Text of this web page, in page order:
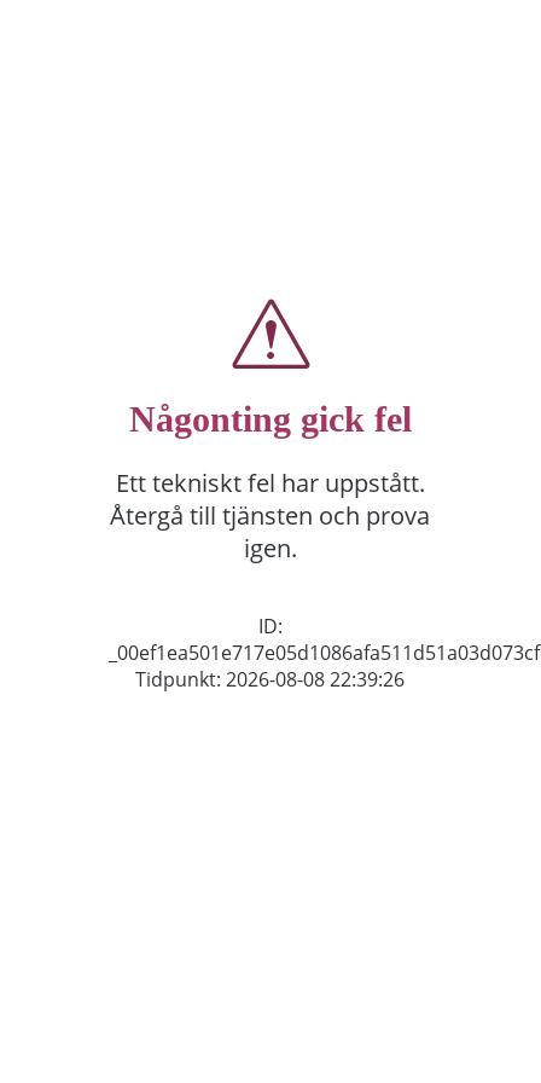
Någonting gick fel
Ett tekniskt fel har uppstått.
Återgå till tjänsten och prova
igen.
ID:
_00ef1ea501e717e05d1086afa511d51a03d073cf
Tidpunkt: 2026-08-08 22:39:26